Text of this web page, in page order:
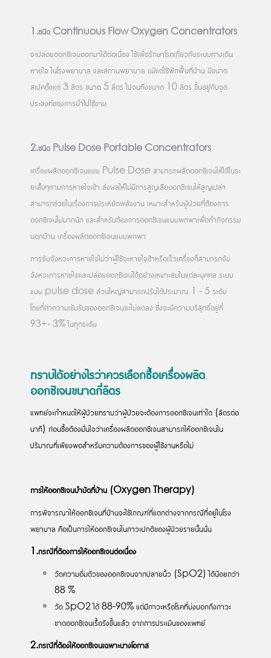
1.ชนิด Continuous Flow Oxygen Concentrators
จะปล่อยออกซิเจนออกมาได้ต่อเนื่อง ใช้เพื่อรักษาโรคเกี่ยวกับระบบทางเดิน
หายใจ ในโรงพยาบาล และสถานพยาบาล แม้แต่ใช้พักฟื้นที่บ้าน มีขนาด
สเปคตั้งแต่ 3 ลิตร ขนาด 5 ลิตร ไปจนถึงขนาด 10 ลิตร ขึ้นอยู่กับจุด
ประสงค์ของการนำไปใช้งาน
2.ชนิด Pulse Dose Portable Concentrators
เครื่องผลิตออกซิเจนแบบ Pulse Dose สามารถผลิตออกซิเจนให้ได้ในระ
ยะสั้นๆตามการหายใจเข้า ส่งผลให้ไม่มีการสูญเสียออกซิเจนให้สูญเปล่า
สามารถช่วยในเรื่องการประหยัดพลังงาน เหมาะสำหรับผู้ป่วยที่ต้องการ
ออกซิเจนไม่มากนัก และสำหรับต้องการออกซิเจนแบบพกพาเพื่อทำกิจกรรม
นอกบ้าน เครื่องผลิตออกซิเจนแบบพกพา
การจับจังหวะการหายใจไม่ว่าผู้ใช้จะหายใจช้าหรือเร็วเครื่องก็สามารถจับ
จังหวะการหายใจและปล่อยออกซิเจนได้อย่างเหมาะสมในแต่ละบุคคล ระบบ
แบบ pulse dose ส่วนใหญ่สามารถปรับได้ประมาณ 1 - 5 ระดับ
โดยที่ค่าความเข้มข้นของออกซิเจนจะไม่ลดลง ซึ่งจะมีความบริสุทธิ์อยู่ที่
93+- 3% ในทุกระดับ
ทราบได้อย่างไรว่าควรเลือกซื้อเครื่องผลิต
ออกซิเจนขนาดกี่ลิตร
แพทย์จะกำหนดให้ผู้ป่วยทราบว่าผู้ป่วยจะต้องการออกซิเจนเท่าใด (ลิตรต่อ
นาที) ก่อนซื้อต้องมั่นใจว่าเครื่องผลิตออกซิเจนสามารถให้ออกซิเจนใน
ปริมาณที่เพียงพอสำหรับความต้องการของผู้ใช้งานหรือไม่
การให้ออกซิเจนบำบัดที่บ้าน (Oxygen Therapy)
การพิจารณาให้ออกซิเจนที่บ้านจะใช้เกณฑ์ที่แตกต่างจากกรณีที่อยู่ในโรง
พยาบาล คือเป็นการให้ออกซิเจนในภาวะปกติของผู้ป่วยรายนั้นนั่น
1.กรณีที่ต้องการให้ออกซิเจนต่อเนื่อง
วัดความอิ่มตัวของออกซิเจนจากปลายนิ้ว (SpO2) ได้น้อยกว่า
88 %
วัด SpO2 ได้ 88-90% แต่มีภาวะหรือโรคที่บ่งบอกถึงภาวะ
ขาดออกซิเจนเรื้อรังขึ้นแล้ว จากการประเมินของแพทย์
2.กรณีที่ต้องให้ออกซิเจนเฉพาะบางโอกาส